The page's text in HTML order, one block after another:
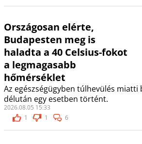
Országosan elérte,
Budapesten meg is
haladta a 40 Celsius-fokot
a legmagasabb
hőmérséklet
Az egészségügyben túlhevülés miatti
délután egy esetben történt.
2026.08.05 15:33
1
1 6